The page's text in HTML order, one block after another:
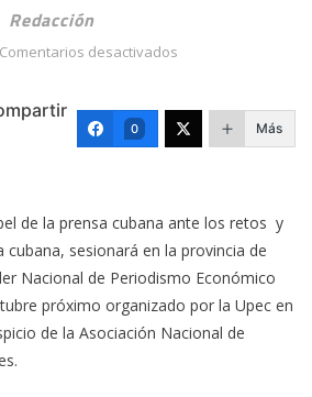
Redacción
Comentarios desactivadosen
octubre
VII
de
Periodismo
Económico
en
Ciego
0 Más
de la prensa cubana ante los retos y
sesionará en la provincia de
Nacional de Periodismo Económico
próximo organizado por la Upec en
de la Asociación Nacional de